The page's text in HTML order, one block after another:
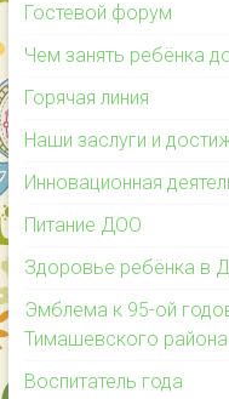
Гостевой форум
Чем занять ребёнка
Горячая линия
Наши заслуги и
Инновационная
Питание ДОО
Здоровье ребёнка в
Эмблема к 95-ой
Тимашевского района
Воспитатель года